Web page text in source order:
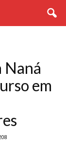
Naná
em